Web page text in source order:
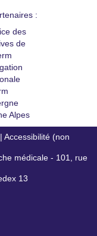
:
des
de
Alpes
| Accessibilité (non
médicale - 101, rue
13